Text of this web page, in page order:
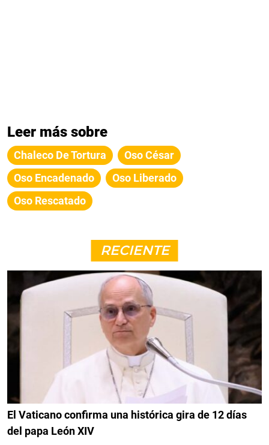
Leer más sobre
Chaleco De Tortura
Oso César
Oso Encadenado
Oso Liberado
Oso Rescatado
RECIENTE
El Vaticano confirma una histórica gira de 12 días
del papa León XIV